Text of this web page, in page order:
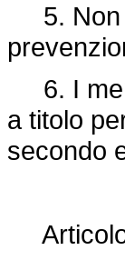
5. Non
6. I
a titolo
secondo